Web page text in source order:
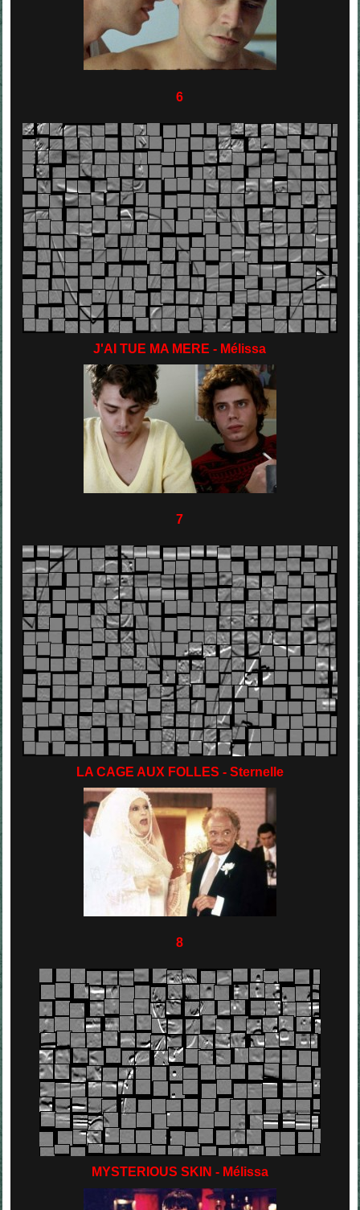
6
J'AI TUE MA MERE - Mélissa
7
LA CAGE AUX FOLLES - Sternelle
8
MYSTERIOUS SKIN - Mélissa